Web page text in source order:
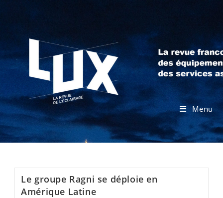
Menu
Le groupe Ragni se déploie en
Amérique Latine